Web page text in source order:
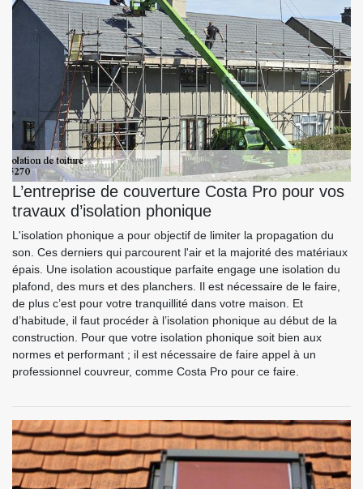
L’entreprise de couverture Costa Pro pour vos
travaux d’isolation phonique
L'isolation phonique a pour objectif de limiter la propagation du
son. Ces derniers qui parcourent l'air et la majorité des matériaux
épais. Une isolation acoustique parfaite engage une isolation du
plafond, des murs et des planchers. Il est nécessaire de le faire,
de plus c’est pour votre tranquillité dans votre maison. Et
d’habitude, il faut procéder à l’isolation phonique au début de la
construction. Pour que votre isolation phonique soit bien aux
normes et performant ; il est nécessaire de faire appel à un
professionnel couvreur, comme Costa Pro pour ce faire.